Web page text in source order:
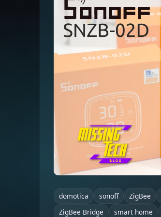
domotica sonoff ZigBee
ZigBee Bridge
smart home